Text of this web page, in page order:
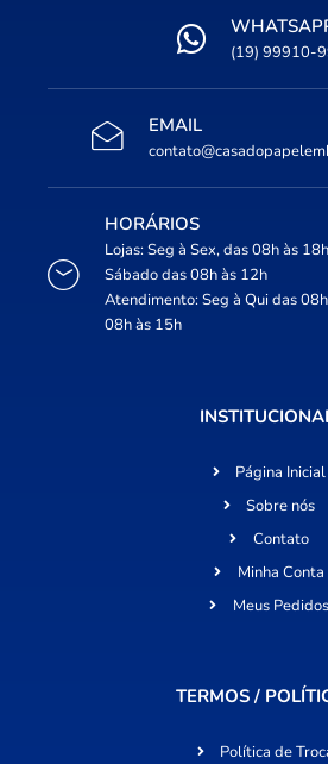
(19) 99910-
EMAIL
HORÁRIOS
Lojas: Seg à Sex, das 08h às
Sábado das 08h às 12h
Atendimento: Seg à Qui das
08h às 15h
Página Inicial
Sobre nós
Contato
Minha Conta
Meus Pedidos
TERMOS /
Política de